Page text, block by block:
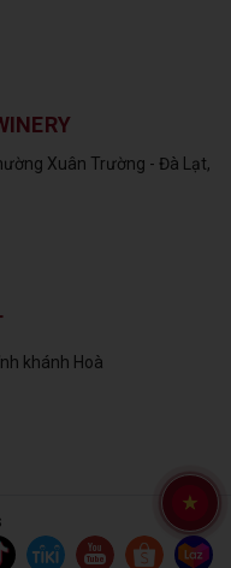
Xuân Trường - Đà Lạt,
khánh Hoà